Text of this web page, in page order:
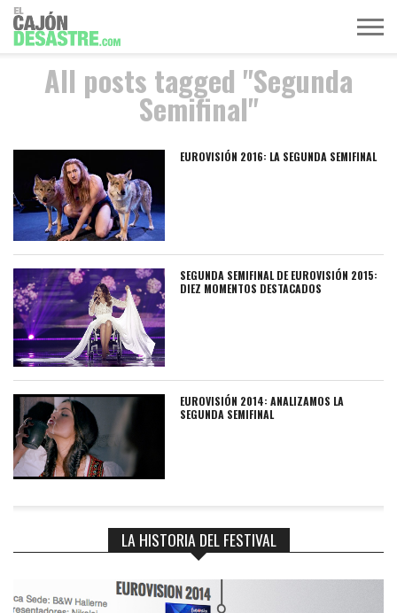
MÚSICA
TELEVISIÓN
POLÍTICA
ACTUALIDAD
EUROVISIÓN
All posts tagged "Segunda
Semifinal"
EUROVISIÓN 2016: LA SEGUNDA SEMIFINAL
SEGUNDA SEMIFINAL DE EUROVISIÓN 2015:
DIEZ MOMENTOS DESTACADOS
EUROVISIÓN 2014: ANALIZAMOS LA
SEGUNDA SEMIFINAL
LA HISTORIA DEL FESTIVAL